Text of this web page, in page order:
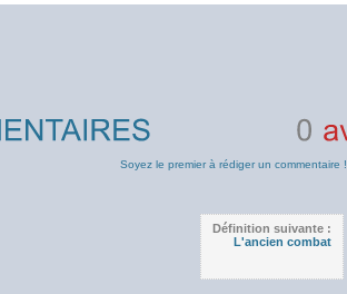
Soyez le premier à rédiger un commentaire !
Définition suivante :
L'ancien combat